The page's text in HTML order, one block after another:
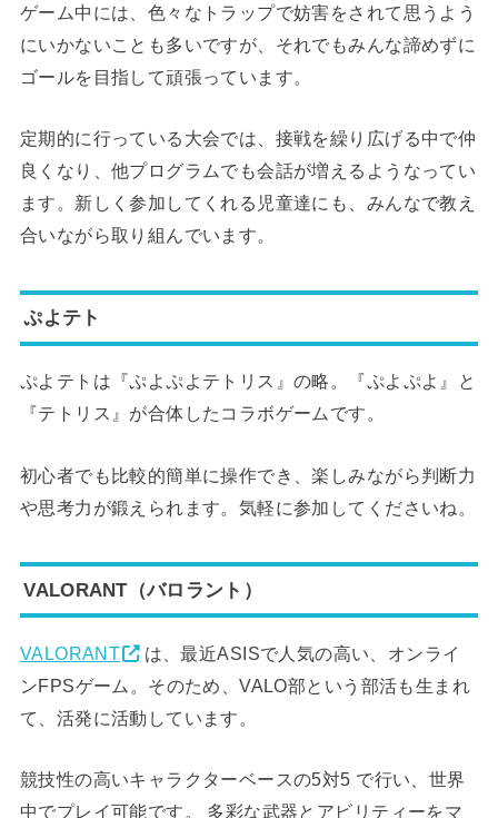
ゲーム中には、色々なトラップで妨害をされて思うよう
にいかないことも多いですが、それでもみんな諦めずに
ゴールを目指して頑張っています。
定期的に行っている大会では、接戦を繰り広げる中で仲
良くなり、他プログラムでも会話が増えるようなってい
ます。新しく参加してくれる児童達にも、みんなで教え
合いながら取り組んでいます。
ぷよテト
ぷよテトは『ぷよぷよテトリス』の略。『ぷよぷよ』と
『テトリス』が合体したコラボゲームです。
初心者でも比較的簡単に操作でき、楽しみながら判断力
や思考力が鍛えられます。気軽に参加してくださいね。
VALORANT（バロラント）
VALORANT
は、最近ASISで人気の高い、オンライ
ンFPSゲーム。そのため、VALO部という部活も生まれ
て、活発に活動しています。
競技性の高いキャラクターベースの5対5 で行い、世界
中でプレイ可能です。 多彩な武器とアビリティーをマ